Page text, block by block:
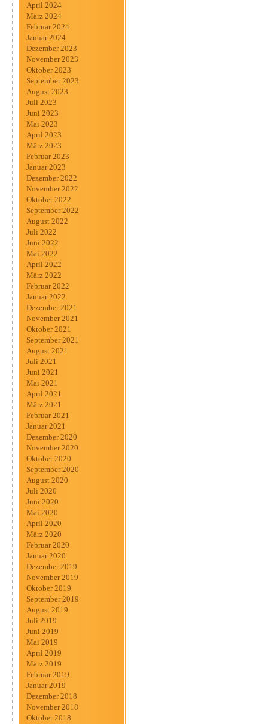
April 2024
März 2024
Februar 2024
Januar 2024
Dezember 2023
November 2023
Oktober 2023
September 2023
August 2023
Juli 2023
Juni 2023
Mai 2023
April 2023
März 2023
Februar 2023
Januar 2023
Dezember 2022
November 2022
Oktober 2022
September 2022
August 2022
Juli 2022
Juni 2022
Mai 2022
April 2022
März 2022
Februar 2022
Januar 2022
Dezember 2021
November 2021
Oktober 2021
September 2021
August 2021
Juli 2021
Juni 2021
Mai 2021
April 2021
März 2021
Februar 2021
Januar 2021
Dezember 2020
November 2020
Oktober 2020
September 2020
August 2020
Juli 2020
Juni 2020
Mai 2020
April 2020
März 2020
Februar 2020
Januar 2020
Dezember 2019
November 2019
Oktober 2019
September 2019
August 2019
Juli 2019
Juni 2019
Mai 2019
April 2019
März 2019
Februar 2019
Januar 2019
Dezember 2018
November 2018
Oktober 2018